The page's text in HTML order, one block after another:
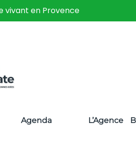
vivant en Provence
Agenda L’Agence